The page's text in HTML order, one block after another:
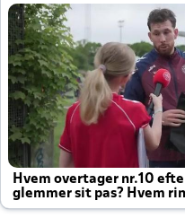
Hvem overtager nr.10
glemmer sit pas? Hvem
altid til efter kampe?